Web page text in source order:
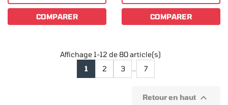
COMPARER COMPARER
Affichage 1-12 de 80 article(s)
1
2 3 … 7
Retour en haut 